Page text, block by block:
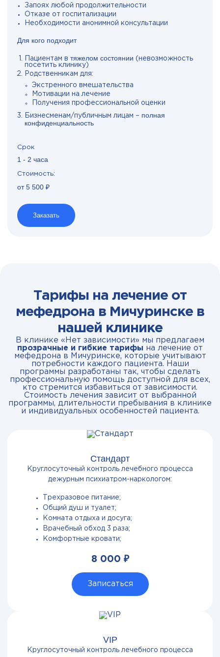
Запоях любой продолжительности
Отказе от госпитализации
Необходимости анонимной консультации
Для кого подходит
Пациентам в тяжелом состоянии (невозможность
посетить клинику)
Родственникам для:
Экстренного вмешательства
Мотивации на лечение
Получения профессиональной оценки
Бизнесменам/публичным лицам – полная
конфиденциальность
Срок
1 - 2 часа
Стоимость:
от 5 500 ₽
Заказать
Тарифы на лечение от
мефедрона в Мичуринске в
нашей клинике
В клинике «Нет зависимости» мы предлагаем
прозрачные и гибкие тарифы на лечение от
мефедрона в Мичуринске, которые учитывают
потребности каждого пациента. Наши
программы разработаны так, чтобы сделать
профессиональную помощь доступной для всех,
кто стремится избавиться от зависимости.
Стоимость лечения зависит от выбранной
программы, длительности пребывания в клинике
и индивидуальных особенностей пациента.
Стандарт
Круглосуточный контроль лечебного процесса
дежурным психиатром-наркологом:
Трехразовое питание;
Общий душ и туалет;
Комната отдыха и досуга;
Врачебный обход 3 раза;
Комфортные кровати;
8 000 ₽
Записаться
VIP
Круглосуточный контроль лечебного процесса